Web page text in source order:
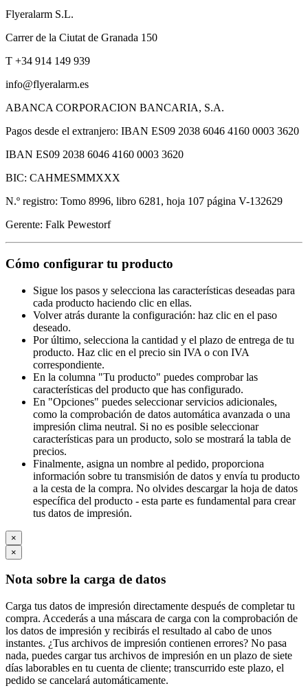
Flyeralarm S.L.
Carrer de la Ciutat de Granada 150
T +34 914 149 939
info@flyeralarm.es
ABANCA CORPORACION BANCARIA, S.A.
Pagos desde el extranjero: IBAN ES09 2038 6046 4160 0003 3620
IBAN ES09 2038 6046 4160 0003 3620
BIC: CAHMESMMXXX
N.º registro: Tomo 8996, libro 6281, hoja 107 página V-132629
Gerente: Falk Pewestorf
Cómo configurar tu producto
Sigue los pasos y selecciona las características deseadas para
cada producto haciendo clic en ellas.
Volver atrás durante la configuración: haz clic en el paso
deseado.
Por último, selecciona la cantidad y el plazo de entrega de tu
producto. Haz clic en el precio sin IVA o con IVA
correspondiente.
En la columna "Tu producto" puedes comprobar las
características del producto que has configurado.
En "Opciones" puedes seleccionar servicios adicionales,
como la comprobación de datos automática avanzada o una
impresión clima neutral. Si no es posible seleccionar
características para un producto, solo se mostrará la tabla de
precios.
Finalmente, asigna un nombre al pedido, proporciona
información sobre tu transmisión de datos y envía tu producto
a la cesta de la compra. No olvides descargar la hoja de datos
específica del producto - esta parte es fundamental para crear
tus datos de impresión.
×
×
Nota sobre la carga de datos
Carga tus datos de impresión directamente después de completar tu
compra. Accederás a una máscara de carga con la comprobación de
los datos de impresión y recibirás el resultado al cabo de unos
instantes. ¿Tus archivos de impresión contienen errores? No pasa
nada, puedes cargar tus archivos de impresión en un plazo de siete
días laborables en tu cuenta de cliente; transcurrido este plazo, el
pedido se cancelará automáticamente.